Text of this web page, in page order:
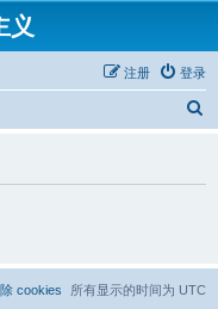
义
登录
注册
所有显示的时间为 UTC
cookies